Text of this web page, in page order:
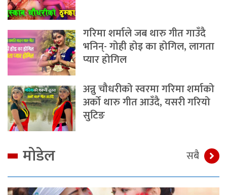
गरिमा शर्माले जब थारु गीत गाउँदै
भनिन्- गोही होइ का होगिल, लागता
प्यार होगिल
अन्नु चौधरीको स्वरमा गरिमा शर्माको
अर्को थारु गीत आउँदै, यसरी गरियो
सुटिङ
मोडेल सबै